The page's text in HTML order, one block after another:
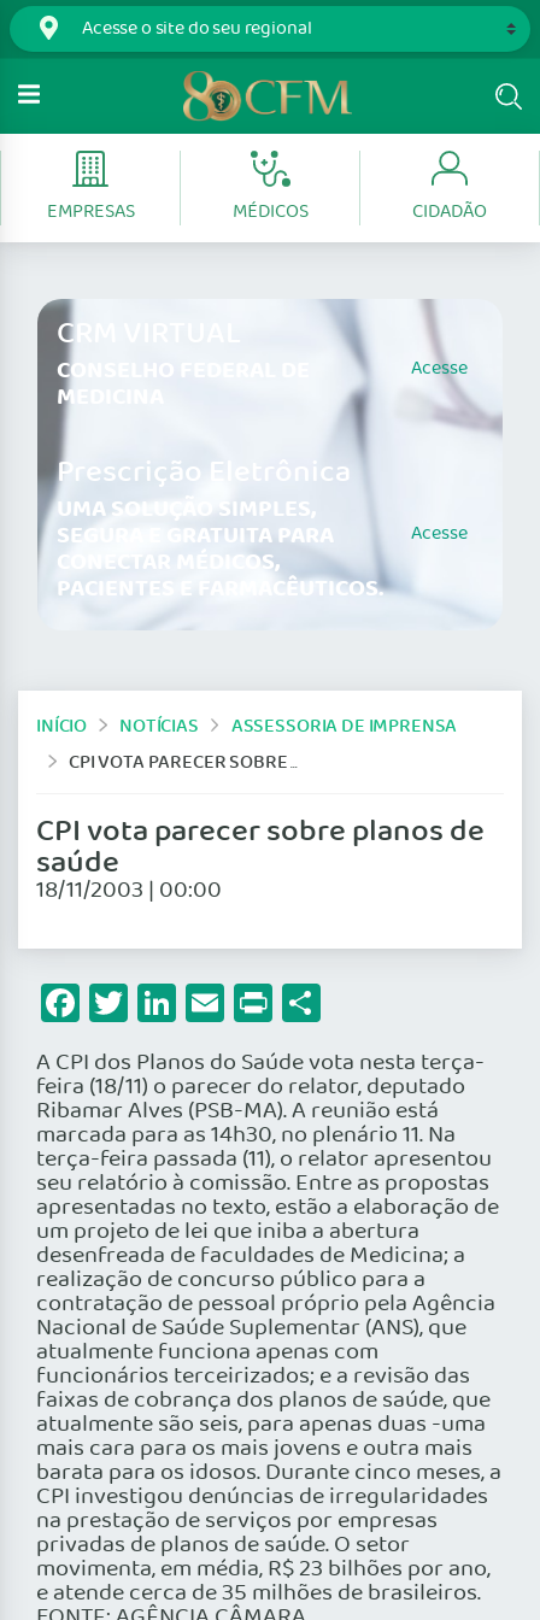
EMPRESAS MÉDICOS CIDADÃO
CRM VIRTUAL
CONSELHO FEDERAL DE
MEDICINA
Acesse
Prescrição Eletrônica
UMA SOLUÇÃO SIMPLES,
SEGURA E GRATUITA PARA
CONECTAR MÉDICOS,
PACIENTES E FARMACÊUTICOS.
Acesse
INÍCIO NOTÍCIAS
ASSESSORIA DE IMPRENSA
CPI VOTA PARECER SOBRE PLANOS DE SAÚDE
CPI vota parecer sobre planos de
saúde
18/11/2003 | 00:00
Facebook
Twitter
LinkedIn
Email
Print
A CPI dos Planos do Saúde vota nesta terça-
feira (18/11) o parecer do relator, deputado
Ribamar Alves (PSB-MA). A reunião está
marcada para as 14h30, no plenário 11. Na
terça-feira passada (11), o relator apresentou
seu relatório à comissão. Entre as propostas
apresentadas no texto, estão a elaboração de
um projeto de lei que iniba a abertura
desenfreada de faculdades de Medicina; a
realização de concurso público para a
contratação de pessoal próprio pela Agência
Nacional de Saúde Suplementar (ANS), que
atualmente funciona apenas com
funcionários terceirizados; e a revisão das
faixas de cobrança dos planos de saúde, que
atualmente são seis, para apenas duas -uma
mais cara para os mais jovens e outra mais
barata para os idosos. Durante cinco meses, a
CPI investigou denúncias de irregularidades
na prestação de serviços por empresas
privadas de planos de saúde. O setor
movimenta, em média, R$ 23 bilhões por ano,
e atende cerca de 35 milhões de brasileiros.